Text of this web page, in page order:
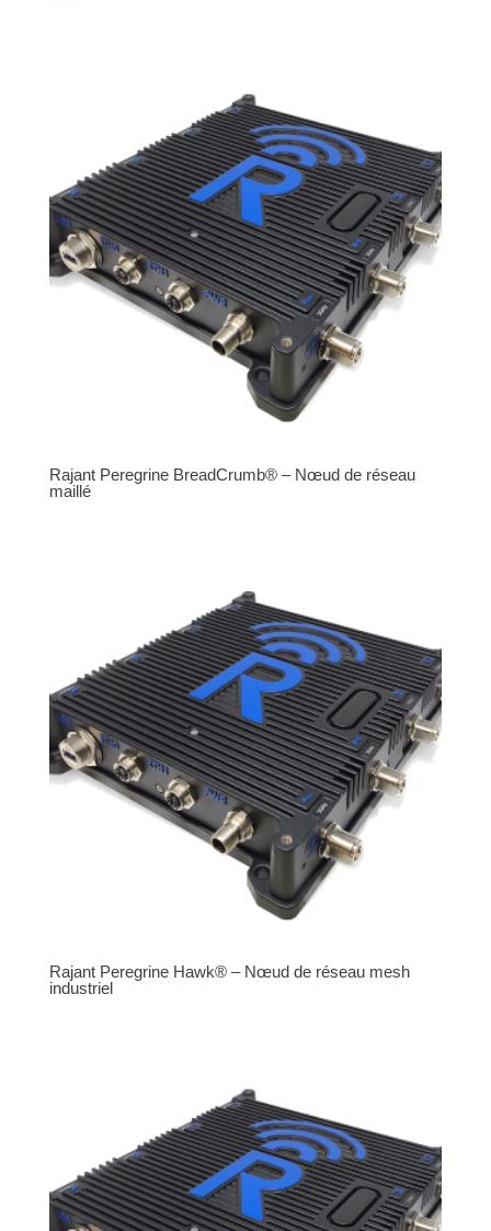
Rajant Peregrine BreadCrumb® – Nœud de réseau
maillé
Rajant Peregrine Hawk® – Nœud de réseau mesh
industriel